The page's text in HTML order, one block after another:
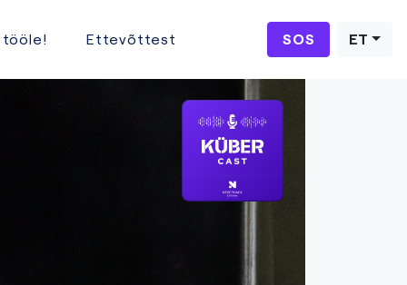
tööle! Ettevõttest SOS ET